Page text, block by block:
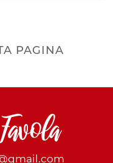
PAGINA